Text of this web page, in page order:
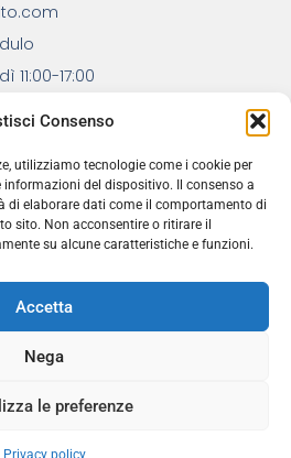
Consenso
utilizziamo tecnologie come i cookie per
del dispositivo. Il consenso a
di elaborare dati come il comportamento di
sito. Non acconsentire o ritirare il
su alcune caratteristiche e funzioni.
Accetta
Nega
le preferenze
Privacy policy
11:00-17:00